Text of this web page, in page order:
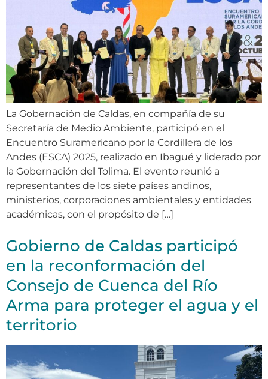
La Gobernación de Caldas, en compañía de su
Secretaría de Medio Ambiente, participó en el
Encuentro Suramericano por la Cordillera de los
Andes (ESCA) 2025, realizado en Ibagué y liderado por
la Gobernación del Tolima. El evento reunió a
representantes de los siete países andinos,
ministerios, corporaciones ambientales y entidades
académicas, con el propósito de […]
Gobierno de Caldas participó
en la reconformación del
Consejo de Cuenca del Río
Arma para proteger el agua y el
territorio